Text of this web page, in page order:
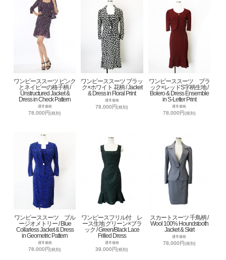
ワンピーススーツ ピンク
とネイビーの格子柄 /
Unstructured Jacket &
Dress in Check Pattern
通常価格
78,000円(税別)
ワンピーススーツ ブラッ
ク×ホワイト 花柄 / Jacket
& Dress in Floral Print
通常価格
78,000円(税別)
ワンピーススーツ ブラ
ック×レッドS字柄生地 /
Bolero & Dress Ensemble
in S-Letter Print
通常価格
78,000円(税別)
ワンピーススーツ ブル
ージオメトリー / Blue
Collarless Jacket & Dress
in Geometric Pattern
通常価格
78,000円(税別)
ワンピースフリル付 レ
ース生地 グリーン×ブラ
ック / Green/Black Lace
Frilled Dress
通常価格
39,000円(税別)
スカートスーツ 千鳥柄 /
Wool 100% Houndstooth
Jacket & Skirt
通常価格
78,000円(税別)